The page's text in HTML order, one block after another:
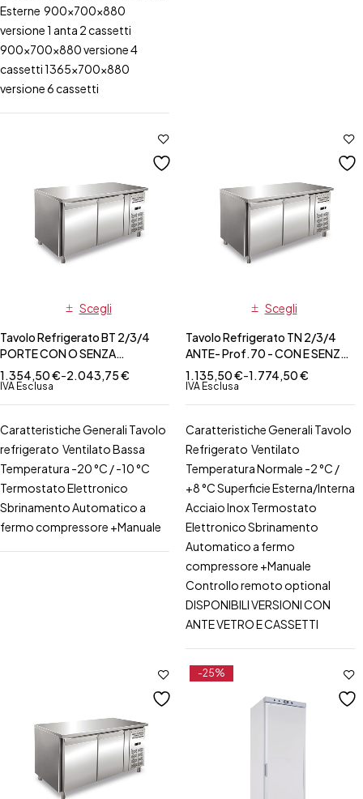
Esterne 900x700x880
versione 1 anta 2 cassetti
900x700x880 versione 4
cassetti 1365x700x880
versione 6 cassetti
Scegli
Tavolo Refrigerato BT 2/3/4
PORTE CON O SENZA
ALZATINA- Prof.70
1.354,50€-2.043,75€
IVA Esclusa
Caratteristiche Generali Tavolo
refrigerato Ventilato Bassa
Temperatura -20 °C / -10 °C
Termostato Elettronico
Sbrinamento Automatico a
fermo compressore +Manuale
Scegli
Tavolo Refrigerato TN 2/3/4
ANTE- Prof.70 - CON E SENZA
ALZATINA-DISPONIBILI
VERSIONI CON ANTE VETRO E
CASSETTI
1.135,50€-1.774,50€
IVA Esclusa
Caratteristiche Generali Tavolo
Refrigerato Ventilato
Temperatura Normale -2 °C /
+8 °C Superficie Esterna/Interna
Acciaio Inox Termostato
Elettronico Sbrinamento
Automatico a fermo
compressore +Manuale
Controllo remoto optional
DISPONIBILI VERSIONI CON
ANTE VETRO E CASSETTI
-25%